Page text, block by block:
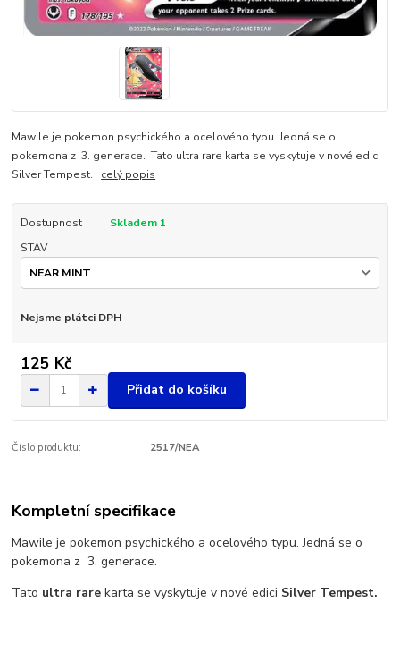
Mawile je pokemon psychického a ocelového typu. Jedná se o
pokemona z 3. generace. Tato ultra rare karta se vyskytuje v nové edici
Silver Tempest. celý popis
Dostupnost
Skladem 1
STAV
Nejsme plátci DPH
125 Kč
Přidat do košíku
Číslo produktu: 2517/NEA
Kompletní specifikace
Mawile je pokemon psychického a ocelového typu. Jedná se o
pokemona z 3. generace.
Tato ultra rare karta se vyskytuje v nové edici Silver Tempest.